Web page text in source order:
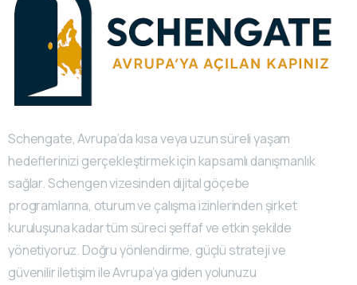
Schengate, Avrupa’da kısa veya uzun süreli yaşam
hedeflerinizi gerçekleştirmek için kapsamlı danışmanlık
sağlar. Schengen vizesinden dijital göçebe
programlarına, oturum ve çalışma izinlerinden şirket
kuruluşuna kadar tüm süreci şeffaf ve etkin şekilde
yönetiyoruz. Doğru yönlendirme, güçlü strateji ve
güvenilir iletişim ile Avrupa’ya giden yolunuzu